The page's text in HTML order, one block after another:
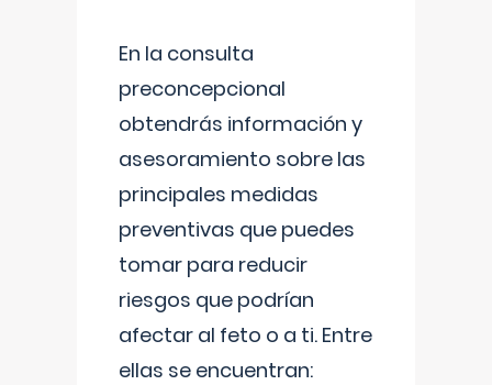
En la consulta
preconcepcional
obtendrás información y
asesoramiento sobre las
principales medidas
preventivas que puedes
tomar para reducir
riesgos que podrían
afectar al feto o a ti. Entre
ellas se encuentran: